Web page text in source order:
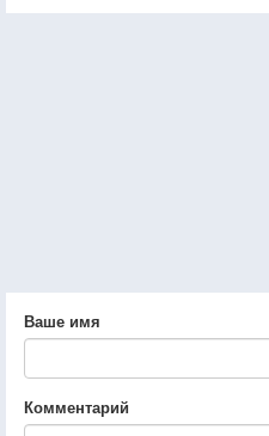
Ваше имя
Комментарий